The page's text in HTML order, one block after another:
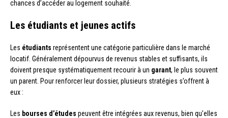
chances d’accéder au logement souhaité.
Les étudiants et jeunes actifs
Les étudiants représentent une catégorie particulière dans le marché
locatif. Généralement dépourvus de revenus stables et suffisants, ils
doivent presque systématiquement recourir à un garant, le plus souvent
un parent. Pour renforcer leur dossier, plusieurs stratégies s’offrent à
eux :
Les bourses d’études peuvent être intégrées aux revenus, bien qu’elles